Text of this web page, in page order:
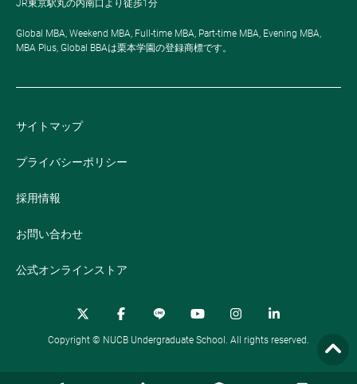
JR東京駅丸の内南口より徒歩1分
Global MBA, Weekend MBA, Full-time MBA, Part-time MBA, Evening MBA,
MBA Plus, Global BBAは栗本学園の登録商標です。
サイトマップ
プライバシーポリシー
採用情報
お問い合わせ
公式オンラインストア
Copyright © NUCB Undergraduate School. All rights reserved.